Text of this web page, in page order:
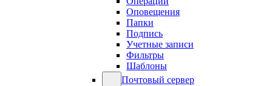
Оповещения
Папки
Подпись
Учетные записи
Фильтры
Шаблоны
Почтовый сервер